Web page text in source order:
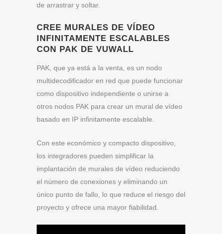
de arrastrar y soltar.
CREE MURALES DE VÍDEO
INFINITAMENTE ESCALABLES
CON PAK DE VUWALL
PAK, que ya está a la venta, es un nodo
multidecodificador en red que puede funcionar
como dispositivo independiente o unirse a
otros nodos PAK para crear un mural de vídeo
basado en IP infinitamente escalable.
Con este económico y compacto dispositivo,
los integradores pueden simplificar la
implantación de murales de vídeo reduciendo
el número de conexiones y eliminando un
único punto de fallo, lo que reduce el riesgo del
proyecto y ofrece una mayor fiabilidad.